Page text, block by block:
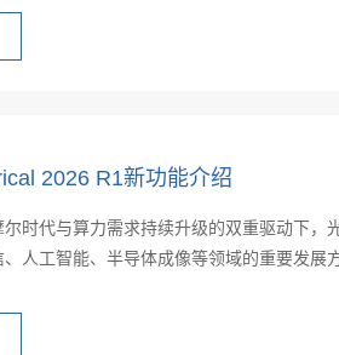
2026 R1新功能介绍
时代与算力需求持续升级的双重驱动下，
人工智能、半导体成像等领域的重要发展